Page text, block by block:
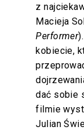
z
Macieja
Performer
kobiecie,
dać sobie
filmie
Julian